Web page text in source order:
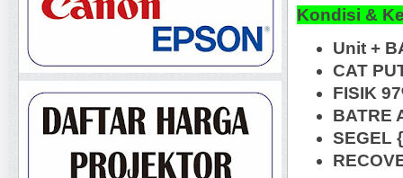
Kondisi &
Unit +
CAT
FISIK
BATRE
SEGEL